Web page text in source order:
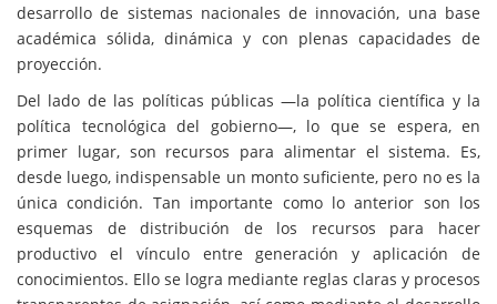
desarrollo de sistemas nacionales de innovación, una base
académica sólida, dinámica y con plenas capacidades de
proyección.
Del lado de las políticas públicas —la política científica y la
política tecnológica del gobierno—, lo que se espera, en
primer lugar, son recursos para alimentar el sistema. Es,
desde luego, indispensable un monto suficiente, pero no es la
única condición. Tan importante como lo anterior son los
esquemas de distribución de los recursos para hacer
productivo el vínculo entre generación y aplicación de
conocimientos. Ello se logra mediante reglas claras y procesos